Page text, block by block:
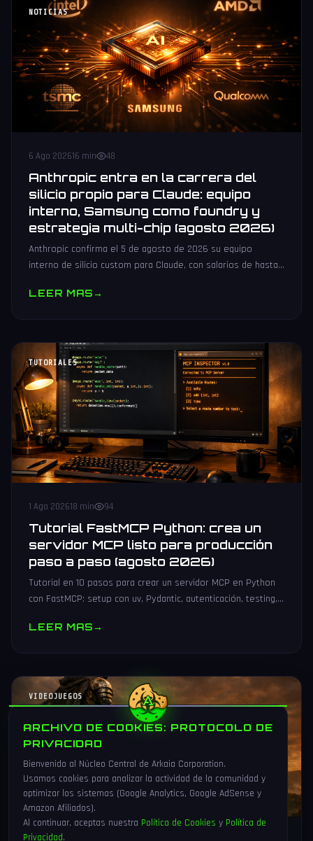
NOTICIAS
6 Ago 202616 min 48
Anthropic entra en la carrera del
silicio propio para Claude: equipo
interno, Samsung como foundry y
estrategia multi-chip (agosto 2026)
Anthropic confirma el 5 de agosto de 2026 su equipo
interno de silicio custom para Claude, con salarios de hasta
estrategia multi-chip.
LEER MAS→
TUTORIALES
1 Ago 202618 min 94
Tutorial FastMCP Python: crea un
servidor MCP listo para producción
paso a paso (agosto 2026)
Tutorial en 10 pasos para crear un servidor MCP en Python
con FastMCP: setup con uv, Pydantic, autenticación, testing,
LEER MAS→
VIDEOJUEGOS
ARCHIVO DE COOKIES: PROTOCOLO DE
PRIVACIDAD
Bienvenido al Núcleo Central de Arkaia Corporation.
Usamos cookies para analizar la actividad de la comunidad y
optimizar los sistemas (Google Analytics, Google AdSense y
Amazon Afiliados).
Al continuar, aceptas nuestra Política de Cookies y Política de
Privacidad.